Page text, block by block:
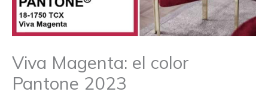
Viva Magenta: el color
Pantone 2023